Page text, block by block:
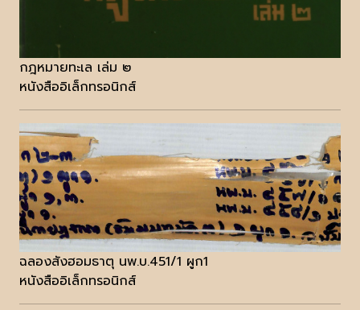
กฎหมายทะเล เล่ม ๒
หนังสืออิเล็กทรอนิกส์
ฉลองสังฮอมธาตุ นพ.บ.451/1 ผูก1
หนังสืออิเล็กทรอนิกส์